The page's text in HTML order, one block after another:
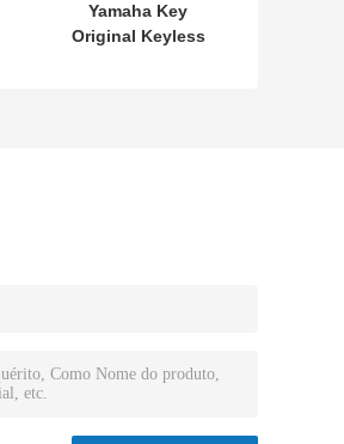
Yamaha Key
Original Keyless